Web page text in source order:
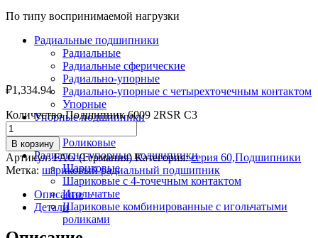
По типу воспринимаемой нагрузки
Радиальные подшипники
Радиальные
Радиальные сферические
Радиально-упорные
Радиально-упорные с четырехточечным контактом
Упорные
Упорные подшипники
Роликовые
Радиально-упорные подшипники
Шариковые
Шариковые с 4-точечным контактом
Игольчатые
Шариковые комбинированные с игольчатыми
роликами
₽1,334.94
Количество Подшипник 6009 2RSR C3
В корзину
Артикул:FAG (Германия) Категория:серия 60,Подшипники
Метка: шариковый радиальный подшипник
Описание
Детали